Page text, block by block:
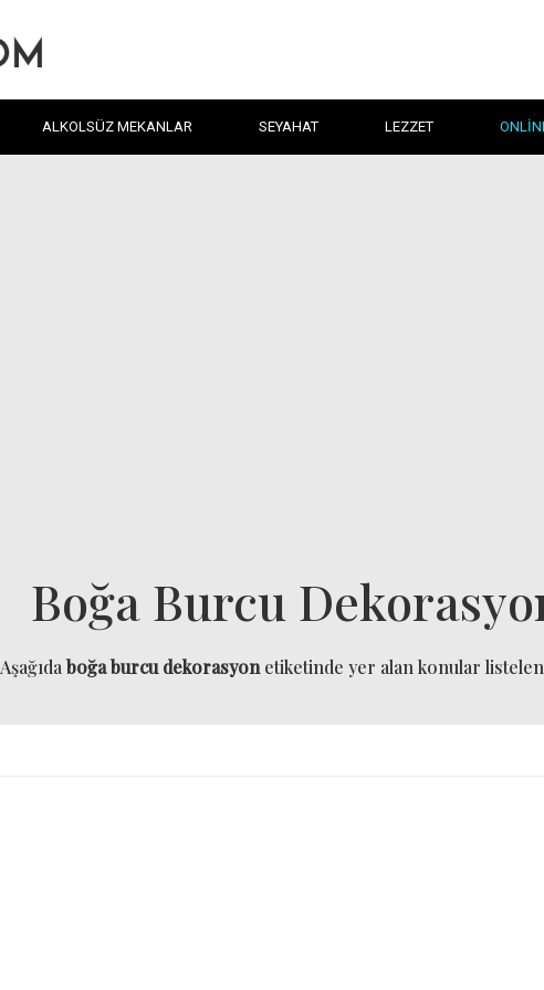
ALKOLSÜZ MEKANLAR SEYAHAT LEZZET
Boğa Burcu
Aşağıda boğa burcu dekorasyonetiketinde yer alan konular